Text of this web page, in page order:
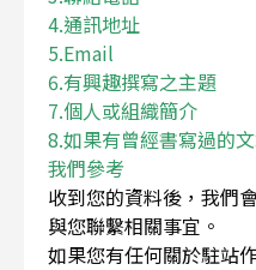
4.通訊地址
5.Email
6.有興趣撰寫之主題
7.個人或組織簡介
8.如果有曾經書寫過的
我們參考
收到您的資料後，我們
與您聯繫相關事宜。
如果您有任何關於駐站